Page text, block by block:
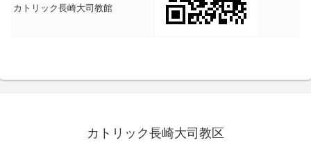
カトリック長崎大司教館
カトリック長崎大司教区